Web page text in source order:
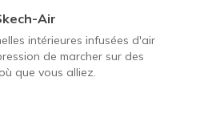
Air
intérieures infusées d'air
de marcher sur des
que vous alliez.